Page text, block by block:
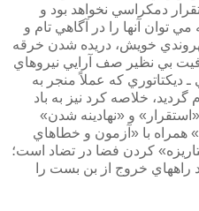
دمكراسي نخواهد بود و
توان آنها را در آگاهي تام و
خويش، دريده شدن خرقه
بي نظير صف آرايي نيروهاي
كه عملاً منجر به
خلاصه كرد نيز به باد
و «نهادينه شدن»
با «آزمون و خطاهاي
كردن فضا در تضاد است؛
راههاي خروج از بن بست را